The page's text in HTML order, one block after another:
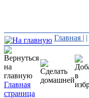
Главная | |
Главная
страница